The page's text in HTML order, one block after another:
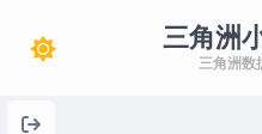
三角洲
三角洲数